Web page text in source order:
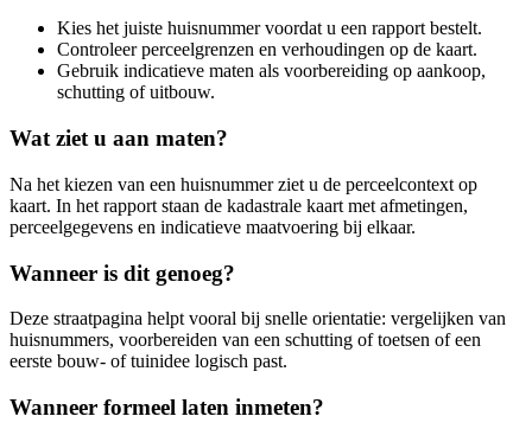
Kies het juiste huisnummer voordat u een rapport bestelt.
Controleer perceelgrenzen en verhoudingen op de kaart.
Gebruik indicatieve maten als voorbereiding op aankoop,
schutting of uitbouw.
Wat ziet u aan maten?
Na het kiezen van een huisnummer ziet u de perceelcontext op
kaart. In het rapport staan de kadastrale kaart met afmetingen,
perceelgegevens en indicatieve maatvoering bij elkaar.
Wanneer is dit genoeg?
Deze straatpagina helpt vooral bij snelle orientatie: vergelijken van
huisnummers, voorbereiden van een schutting of toetsen of een
eerste bouw- of tuinidee logisch past.
Wanneer formeel laten inmeten?